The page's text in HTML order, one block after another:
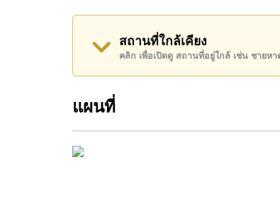
โฉนดที่ดินของอสังหาริมทรัพย์นี้อยู่ภายใต้
ค้นพบโอกาสในการทำให้ที่อยู่อาศัยนี้เป็
WhatsApp ของสำนักงาน:
สถานที่ใกล้เคียง
คลิก เพื่อเปิดดู สถานที่อยู่ใกล้ เช่น ชาย
แผนที่